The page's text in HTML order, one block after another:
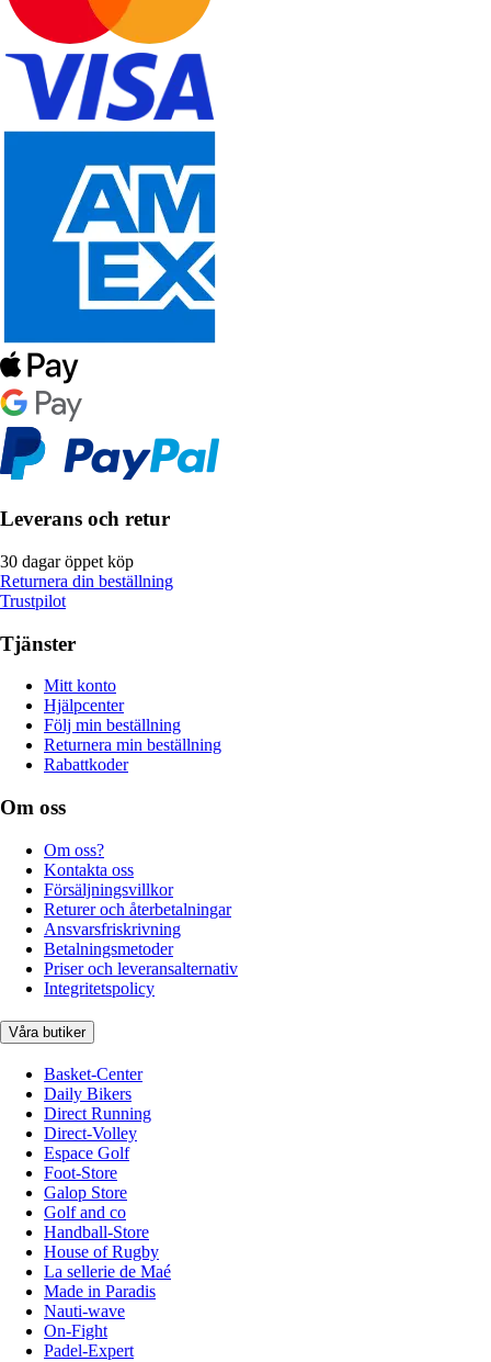
Leverans och retur
30 dagar öppet köp
Returnera din beställning
Trustpilot
Tjänster
Mitt konto
Hjälpcenter
Följ min beställning
Returnera min beställning
Rabattkoder
Om oss
Om oss?
Kontakta oss
Försäljningsvillkor
Returer och återbetalningar
Ansvarsfriskrivning
Betalningsmetoder
Priser och leveransalternativ
Integritetspolicy
Våra butiker
Basket-Center
Daily Bikers
Direct Running
Direct-Volley
Espace Golf
Foot-Store
Galop Store
Golf and co
Handball-Store
House of Rugby
La sellerie de Maé
Made in Paradis
Nauti-wave
On-Fight
Padel-Expert